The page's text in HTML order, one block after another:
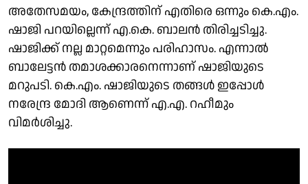
അതേസമയം, കേന്ദ്രത്തിന് എതിരെ ഒന്നും കെ.എം.
ഷാജി പറയില്ലെന്ന് എ.കെ. ബാലൻ തിരിച്ചടിച്ചു.
ഷാജിക്ക് നല്ല മാറ്റമെന്നും പരിഹാസം. എന്നാൽ
ബാലേട്ടൻ തമാശക്കാരനെന്നാണ് ഷാജിയുടെ
മറുപടി. കെ.എം. ഷാജിയുടെ തങ്ങൾ ഇപ്പോൾ
നരേന്ദ്ര മോദി ആണെന്ന് എ.എ. റഹീമും
വിമർശിച്ചു.